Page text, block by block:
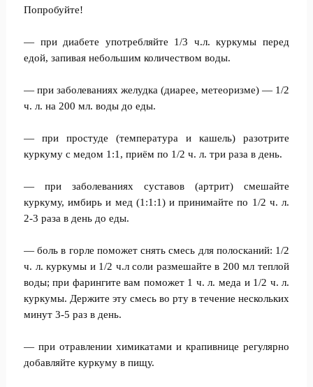
Попробуйте!
— при диабете употребляйте 1/3 ч.л. куркумы перед
едой, запивая небольшим количеством воды.
— при заболеваниях желудка (диарее, метеоризме) — 1/2
ч. л. на 200 мл. воды до еды.
— при простуде (температура и кашель) разотрите
куркуму с медом 1:1, приём по 1/2 ч. л. три раза в день.
— при заболеваниях суставов (артрит) смешайте
куркуму, имбирь и мед (1:1:1) и принимайте по 1/2 ч. л.
2-3 раза в день до еды.
— боль в горле поможет снять смесь для полосканий: 1/2
ч. л. куркумы и 1/2 ч.л соли размешайте в 200 мл теплой
воды; при фарингите вам поможет 1 ч. л. меда и 1/2 ч. л.
куркумы. Держите эту смесь во рту в течение нескольких
минут 3-5 раз в день.
— при отравлении химикатами и крапивнице регулярно
добавляйте куркуму в пищу.